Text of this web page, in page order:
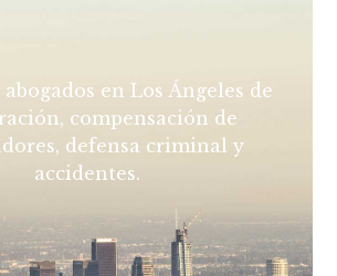
en Los Ángeles de
compensación de
defensa criminal y
accidentes.